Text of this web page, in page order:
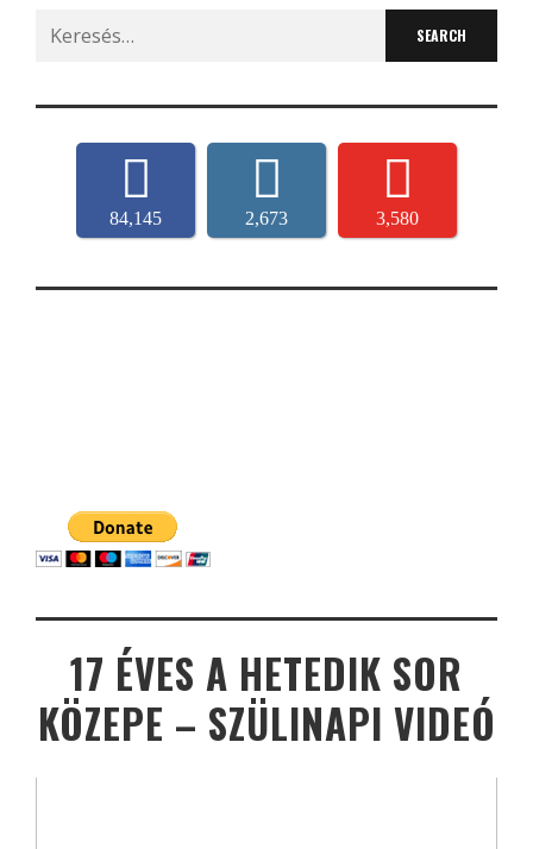
Search
for:
84,145 2,673 3,580
17 ÉVES A HETEDIK SOR
KÖZEPE – SZÜLINAPI VIDEÓ